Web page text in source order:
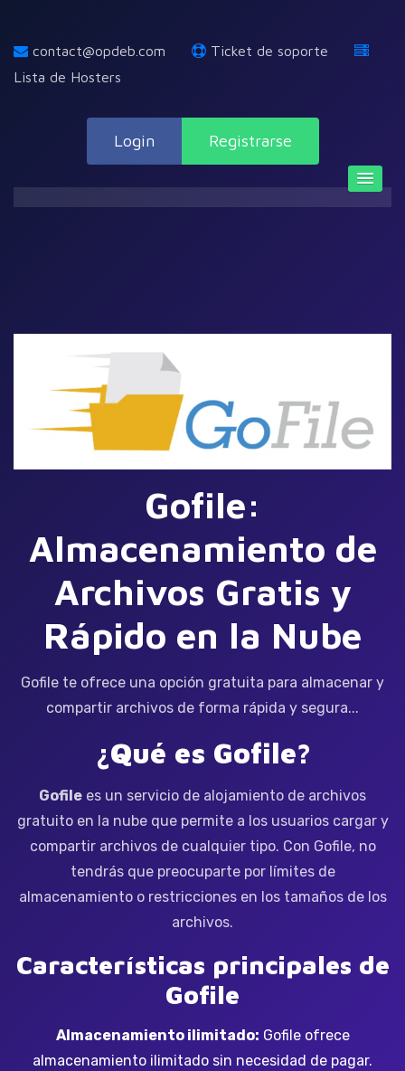
contact@opdeb.com
Ticket de soporte
Lista de Hosters
Login Registrarse
Gofile:
Almacenamiento de
Archivos Gratis y
Rápido en la Nube
Gofile te ofrece una opción gratuita para almacenar y
compartir archivos de forma rápida y segura...
¿Qué es Gofile?
Gofile es un servicio de alojamiento de archivos
gratuito en la nube que permite a los usuarios cargar y
compartir archivos de cualquier tipo. Con Gofile, no
tendrás que preocuparte por límites de
almacenamiento o restricciones en los tamaños de los
archivos.
Características principales de
Gofile
Almacenamiento ilimitado: Gofile ofrece
almacenamiento ilimitado sin necesidad de pagar.